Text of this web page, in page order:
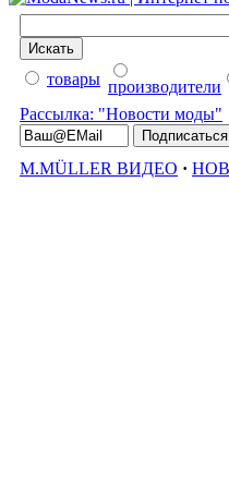
товары производители
Рассылка: "Новости моды"
M.MÜLLER ВИДЕО ·